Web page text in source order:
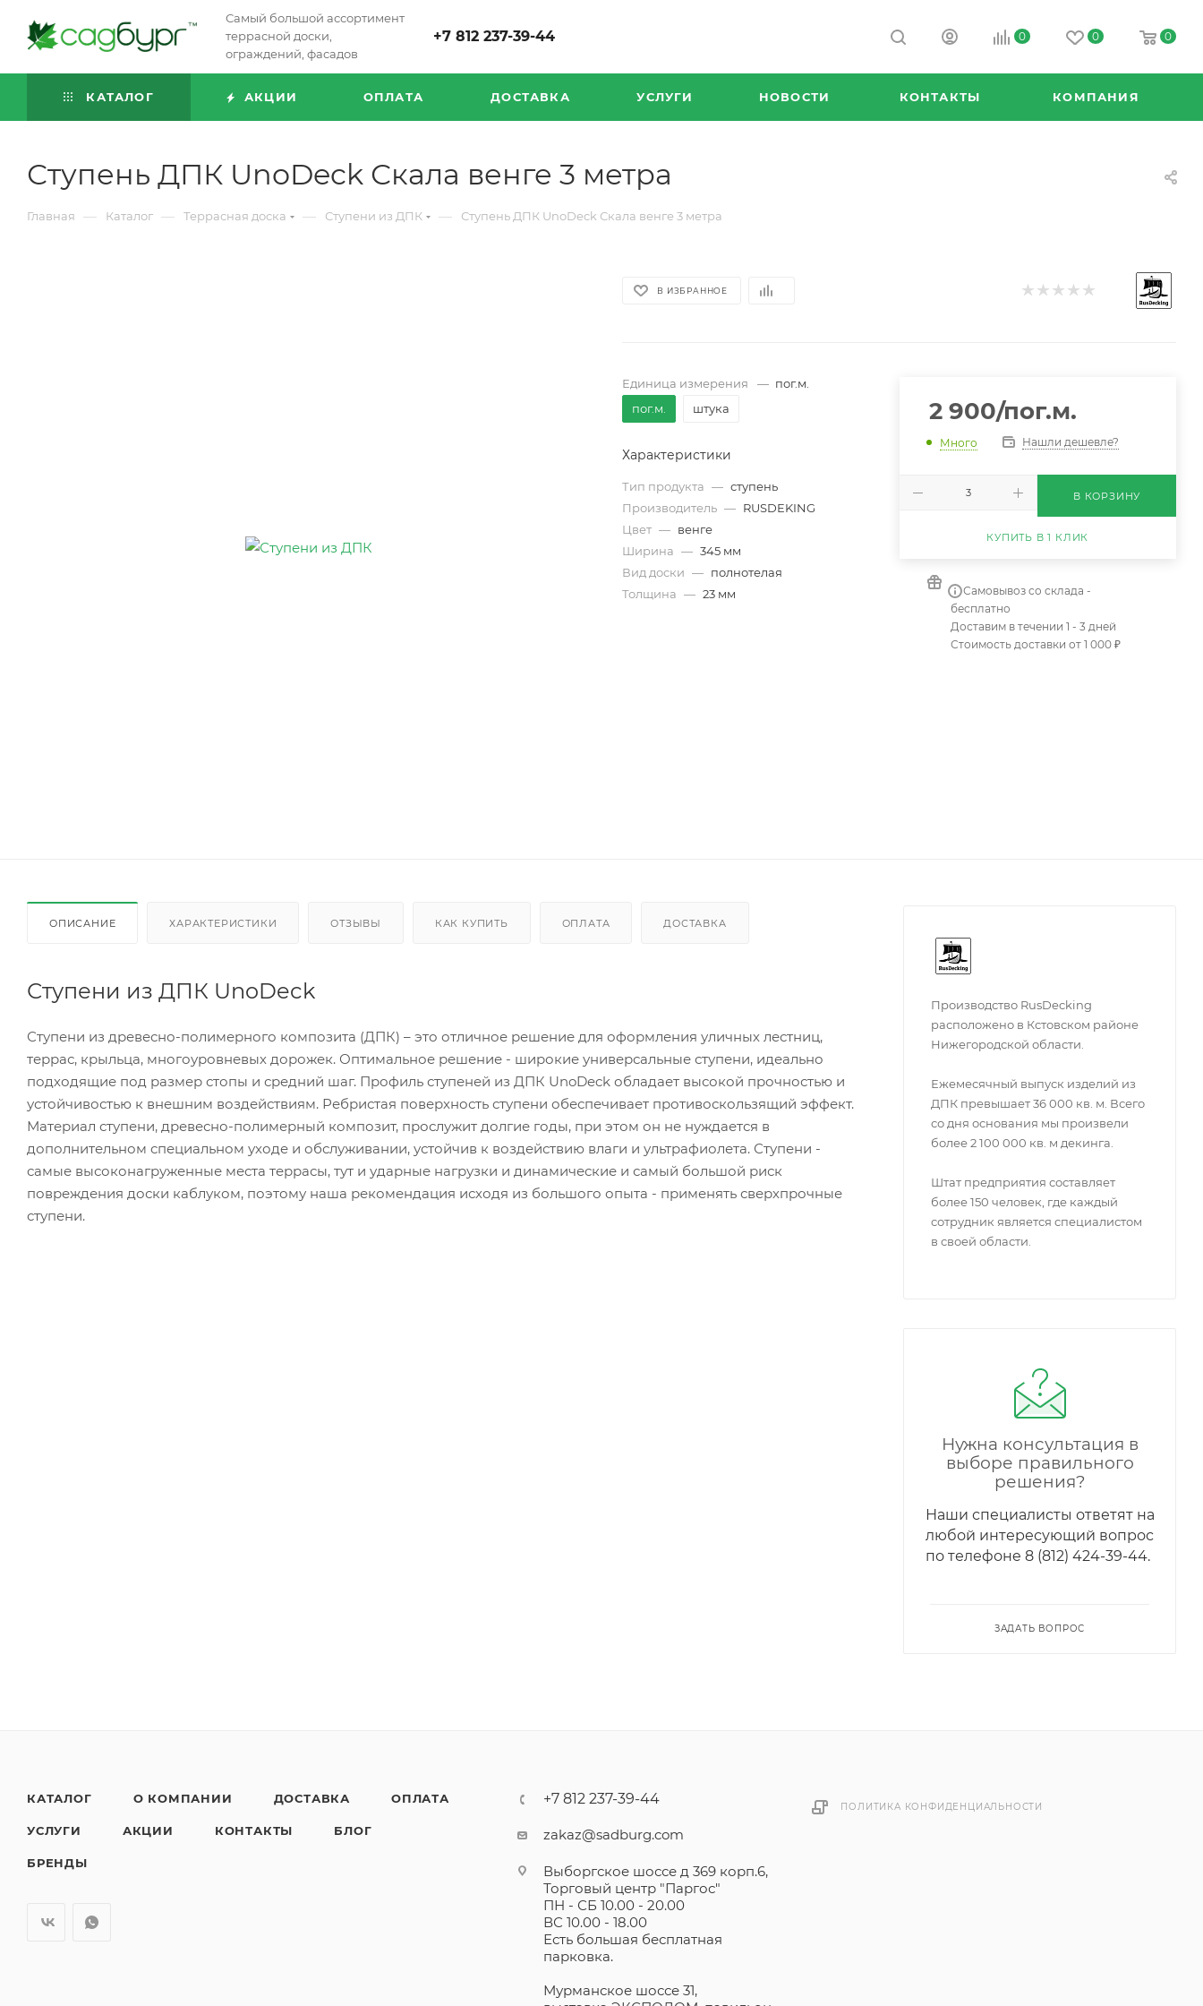
Самый большой ассортимент
террасной доски,
ограждений, фасадов
+7 812 237-39-44 0 0 0
КАТАЛОГ АКЦИИ ОПЛАТА ДОСТАВКА УСЛУГИ НОВОСТИ КОНТАКТЫ КОМПАНИЯ
Ступень ДПК UnoDeck Скала венге 3 метра
Главная — Каталог — Террасная доска — Ступени из ДПК — Ступень ДПК UnoDeck Скала венге 3 метра
В ИЗБРАННОЕ
Единица измерения — пог.м.
пог.м.
штука
Характеристики
Тип продукта — ступень
Производитель — RUSDEKING
Цвет — венге
Ширина — 345 мм
Вид доски — полнотелая
Толщина — 23 мм
2 900/пог.м.
Много Нашли дешевле?
В КОРЗИНУ
КУПИТЬ В 1 КЛИК
Самовывоз со склада -
бесплатно
Доставим в течении 1 - 3 дней
Стоимость доставки от 1 000 ₽
ОПИСАНИЕ ХАРАКТЕРИСТИКИ ОТЗЫВЫ КАК КУПИТЬ ОПЛАТА ДОСТАВКА
Ступени из ДПК UnoDeck
Ступени из древесно-полимерного композита (ДПК) – это отличное решение для оформления уличных лестниц,
террас, крыльца, многоуровневых дорожек. Оптимальное решение - широкие универсальные ступени, идеально
подходящие под размер стопы и средний шаг. Профиль ступеней из ДПК UnoDeck обладает высокой прочностью и
устойчивостью к внешним воздействиям. Ребристая поверхность ступени обеспечивает противоскользящий эффект.
Материал ступени, древесно-полимерный композит, прослужит долгие годы, при этом он не нуждается в
дополнительном специальном уходе и обслуживании, устойчив к воздействию влаги и ультрафиолета. Ступени -
самые высоконагруженные места террасы, тут и ударные нагрузки и динамические и самый большой риск
повреждения доски каблуком, поэтому наша рекомендация исходя из большого опыта - применять сверхпрочные
ступени.
Производство RusDecking
расположено в Кстовском районе
Нижегородской области.
Ежемесячный выпуск изделий из
ДПК превышает 36 000 кв. м. Всего
со дня основания мы произвели
более 2 100 000 кв. м декинга.
Штат предприятия составляет
более 150 человек, где каждый
сотрудник является специалистом
в своей области.
Нужна консультация в
выборе правильного
решения?
Наши специалисты ответят на
любой интересующий вопрос
по телефонe 8 (812) 424-39-44.
ЗАДАТЬ ВОПРОС
КАТАЛОГ О КОМПАНИИ ДОСТАВКА ОПЛАТА
УСЛУГИ АКЦИИ КОНТАКТЫ БЛОГ
БРЕНДЫ
+7 812 237-39-44
zakaz@sadburg.com
Выборгское шоссе д 369 корп.6,
Торговый центр "Паргос"
ПН - СБ 10.00 - 20.00
ВС 10.00 - 18.00
Есть большая бесплатная
парковка.
Мурманское шоссе 31,
ПОЛИТИКА КОНФИДЕНЦИАЛЬНОСТИ